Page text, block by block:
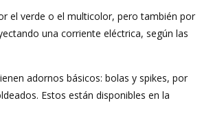
el verde o el multicolor, pero también por
una corriente eléctrica, según las
adornos básicos: bolas y spikes, por
Estos están disponibles en la